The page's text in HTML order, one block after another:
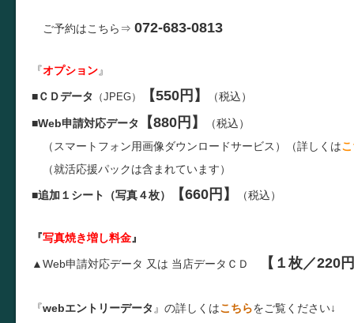
ご予約はこちら⇒ 072-683-0813
『オプション』
■ＣＤデータ （JPEG） 【550円】 （税込）
■Web申請対応データ 【880円】
（税込）
（スマートフォン用画像ダウンロードサービス）（詳しくは
（就活応援パックは含まれています）
■追加１シート（写真４枚） 【660円】 （税込）
『写真焼き増し料金』
▲Web申請対応データ 又は 当店データＣＤ 【１枚／220
『webエントリーデータ 』の詳しくはこちらをご覧ください↓